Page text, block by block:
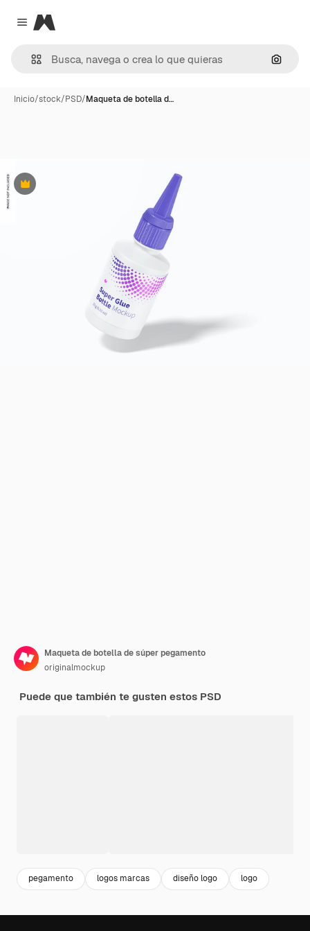
Close menu
Magnific
Inicio/stock/PSD/Maqueta de botella d…
Premium
Maqueta de botella de súper pegamento
originalmockup
Puede que también te gusten estos PSD
pegamento logos marcas diseño logo logo